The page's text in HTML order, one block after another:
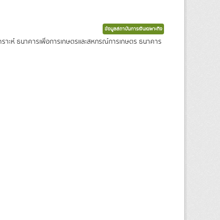
ข้อมูลสถาบันการเงินเฉพาะกิจ
ะห์ ธนาคารเพื่อการเกษตรและสหกรณ์การเกษตร ธนาคาร